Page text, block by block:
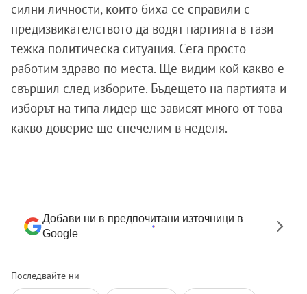
силни личности, които биха се справили с
предизвикателството да водят партията в тази
тежка политическа ситуация. Сега просто
работим здраво по места. Ще видим кой какво е
свършил след изборите. Бъдещето на партията и
изборът на типа лидер ще зависят много от това
какво доверие ще спечелим в неделя.
Добави ни в предпочитани източници в
Google
Последвайте ни